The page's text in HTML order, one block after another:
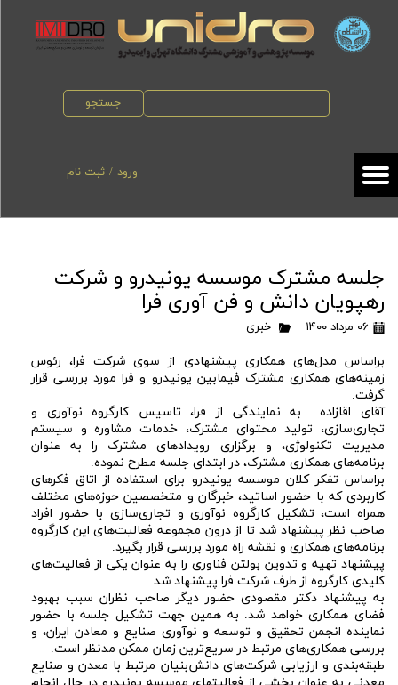
ورود / ثبت نام
حساب کاربری من
خروج از حساب کاربری
جستجو
جلسه مشترک موسسه یونیدرو و شرکت
رهپویان دانش و فن آوری فرا
۰۶ مرداد ۱۴۰۰ خبری
براساس مدل‌های همکاری پیشنهادی از سوی شرکت فرا، رئوس
زمینه‌های همکاری مشترک فیمابین یونیدرو و فرا مورد بررسی قرار
گرفت.
آقای اقازاده به نمایندگی از فرا، تاسیس کارگروه نوآوری و
تجاری‌سازی، تولید محتوای مشترک، خدمات مشاوره و سیستم
مدیریت تکنولوژی، و برگزاری رویدادهای مشترک را به عنوان
برنامه‌های همکاری مشترک، در ابتدای جلسه مطرح نموده.
براساس تفکر کلان موسسه یونیدرو برای استفاده از اتاق فکرهای
کاربردی که با حضور اساتید، خبرگان و متخصصین حوزه‌های مختلف
همراه است، تشکیل کارگروه نوآوری و تجاری‌سازی با حضور افراد
صاحب نظر پیشنهاد شد تا از درون مجموعه فعالیت‌های این کارگروه
برنامه‌های همکاری و نقشه راه مورد بررسی قرار بگیرد.
پیشنهاد تهیه و تدوین بولتن فناوری را به عنوان یکی از فعالیت‌های
کلیدی کارگروه از طرف شرکت فرا پیشنهاد شد.
به پیشنهاد دکتر مقصودی حضور دیگر صاحب نظران سبب بهبود
فضای همکاری خواهد شد. به همین جهت تشکیل جلسه با حضور
نماینده انجمن تحقیق و توسعه و نوآوری صنایع و معادن ایران، و
بررسی همکاری‌های مرتبط در سریع‌ترین زمان ممکن مدنظر است.
طبقه‌بندی و ارزیابی شرکت‌های دانش‌بنیان مرتبط با معدن و صنایع